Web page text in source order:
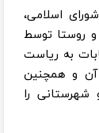
اسلامی،
روستا توسط
به ریاست
و همچنین
را